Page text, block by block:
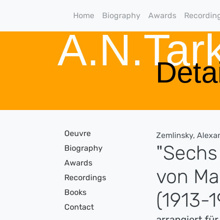
Home Biography Awards
Oeuvre
Biography
Awards
Recordings
Books
Contact
Zemlinsky,
von
(1913-